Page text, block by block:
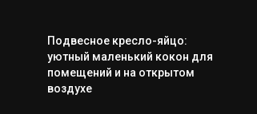
Подвесное кресло-яйцо:
уютный маленький кокон для
помещений и на открытом
воздухе